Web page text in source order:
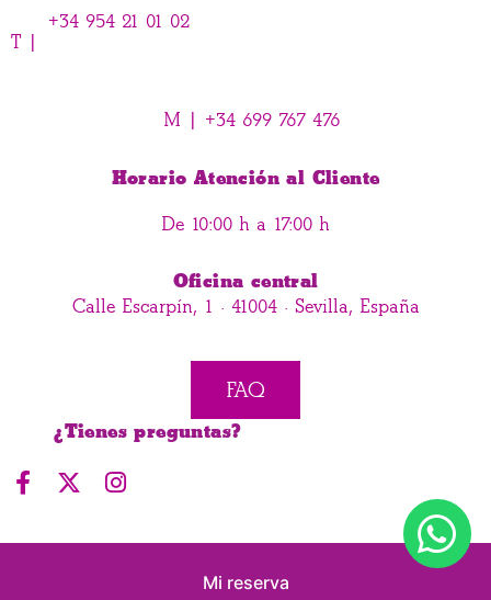
T |
+34 954 21 01 02
M | +34 699 767 476
Horario Atención al Cliente
De 10:00 h a 17:00 h
Oficina central
Calle Escarpín, 1 · 41004 · Sevilla, España
¿Tienes preguntas?
FAQ
Mi reserva